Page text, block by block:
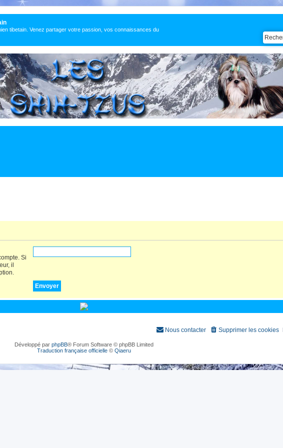
tibetain. Venez partager votre passion, vos connaissances du
Si
il
Supprimer les cookies
Nous contacter
Développé par phpBB® Forum Software © phpBB Limited
Traduction française officielle © Qiaeru